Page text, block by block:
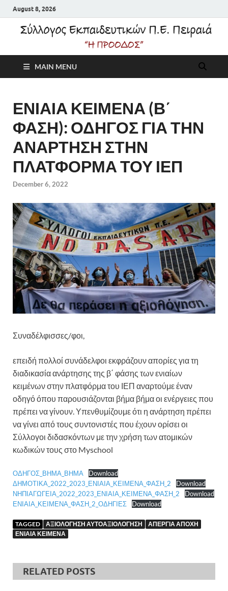
August 8, 2026
Σύλλογος
Εκπαιδευτικών Π.Ε.
Πειραιά "Η Πρόοδος"
MAIN MENU
ΕΝΙΑΙΑ ΚΕΙΜΕΝΑ (Β΄
ΦΑΣΗ): ΟΔΗΓΟΣ ΓΙΑ ΤΗΝ
ΑΝΑΡΤΗΣΗ ΣΤΗΝ
ΠΛΑΤΦΟΡΜΑ ΤΟΥ ΙΕΠ
December 6, 2022
Συναδέλφισσες/φοι,
επειδή πολλοί συνάδελφοι εκφράζουν απορίες για τη
διαδικασία ανάρτησης της β΄ φάσης των ενιαίων
κειμένων στην πλατφόρμα του ΙΕΠ αναρτούμε έναν
οδηγό όπου παρουσιάζονται βήμα βήμα οι ενέργειες που
πρέπει να γίνουν. Υπενθυμίζουμε ότι η ανάρτηση πρέπει
να γίνει από τους συντονιστές που έχουν ορίσει οι
Σύλλογοι διδασκόντων με την χρήση των ατομικών
κωδικών τους στο Myschool
ΟΔΗΓΟΣ_ΒΗΜΑ_ΒΗΜΑ
Download
ΔΗΜΟΤΙΚΑ_2022_2023_ΕΝΙΑΙΑ_ΚΕΙΜΕΝΑ_ΦΑΣΗ_2
Download
ΝΗΠΙΑΓΩΓΕΙΑ_2022_2023_ΕΝΙΑΙΑ_ΚΕΙΜΕΝΑ_ΦΑΣΗ_2
Download
ΕΝΙΑΙΑ_ΚΕΙΜΕΝΑ_ΦΑΣΗ_2_ΟΔΗΓΙΕΣ
Download
TAGGED ΑΞΙΟΛΟΓΗΣΗ ΑΥΤΟΑΞΙΟΛΟΓΗΣΗ
ΑΠΕΡΓΙΑ ΑΠΟΧΗ
ΕΝΙΑΙΑ ΚΕΙΜΕΝΑ
RELATED POSTS